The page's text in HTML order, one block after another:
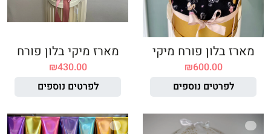
מארז בלון פורח מיקי
₪600.00
לפרטים נוספים
מארז מיקי בלון פורח
₪430.00
לפרטים נוספים